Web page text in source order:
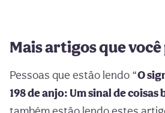
Mais artigos que
Pessoas que estão lendo “O
198 de anjo: Um sinal de coisas